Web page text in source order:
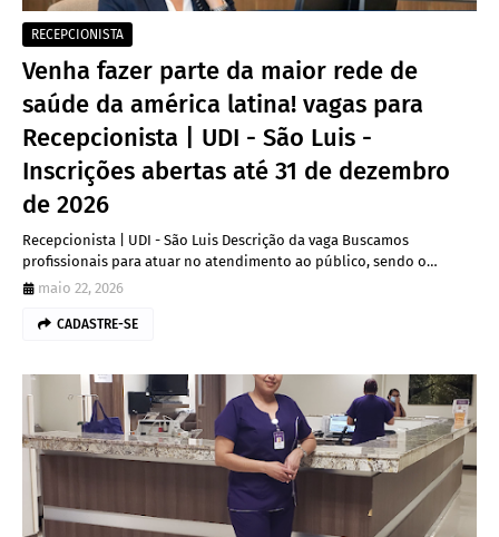
RECEPCIONISTA
Venha fazer parte da maior rede de
saúde da américa latina! vagas para
Recepcionista | UDI - São Luis -
Inscrições abertas até 31 de dezembro
de 2026
Recepcionista | UDI - São Luis Descrição da vaga Buscamos
profissionais para atuar no atendimento ao público, sendo o…
maio 22, 2026
CADASTRE-SE